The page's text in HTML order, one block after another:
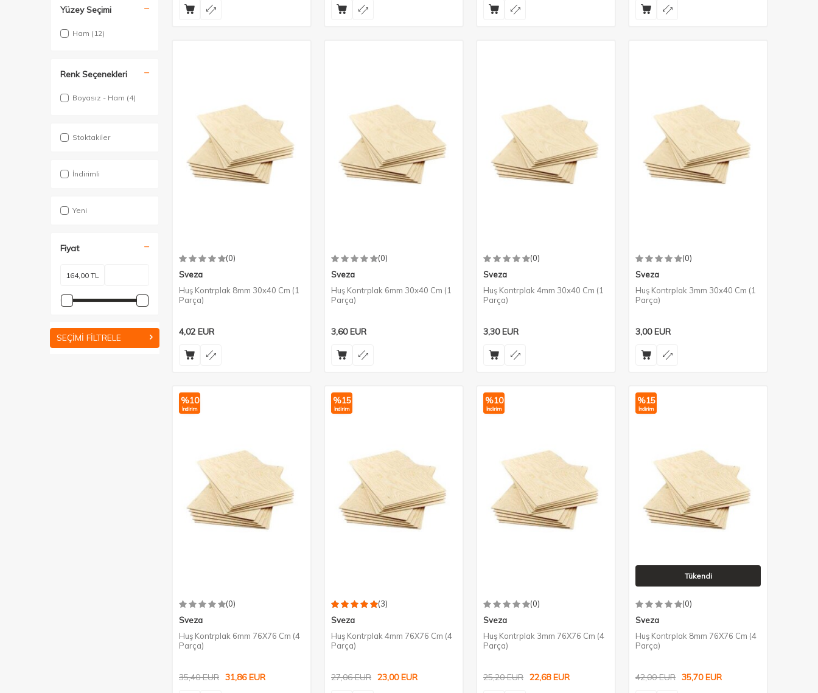
Yüzey Seçimi
Ham (12)
Renk Seçenekleri
Boyasız - Ham (4)
Stoktakiler
İndirimli
Yeni
Fiyat
SEÇIMI FILTRELE
(0)
Sveza
Huş Kontrplak 8mm 30x40 Cm (1
Parça)
4,02 EUR
(0)
Sveza
Huş Kontrplak 6mm 30x40 Cm (1
Parça)
3,60EUR
(0)
Sveza
Huş Kontrplak 4mm 30x40 Cm (1
Parça)
3,30EUR
(0)
Sveza
Huş Kontrplak 3mm 30x40 Cm (1
Parça)
3,00EUR
%10
İndirim
(0)
Sveza
Huş Kontrplak 6mm 76X76 Cm (4
Parça)
35,40EUR 31,86EUR
%15
İndirim
(3)
Sveza
Huş Kontrplak 4mm 76X76 Cm (4
Parça)
27,06EUR 23,00EUR
%10
İndirim
(0)
Sveza
Huş Kontrplak 3mm 76X76 Cm (4
Parça)
25,20EUR 22,68EUR
%15
İndirim
Tükendi
(0)
Sveza
Huş Kontrplak 8mm 76X76 Cm (4
Parça)
42,00EUR 35,70EUR